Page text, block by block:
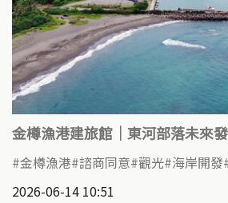
金樽漁港建旅館｜東河部落未來
金樽漁港 諮商同意 觀光 海岸開發
2026-06-14 10:51